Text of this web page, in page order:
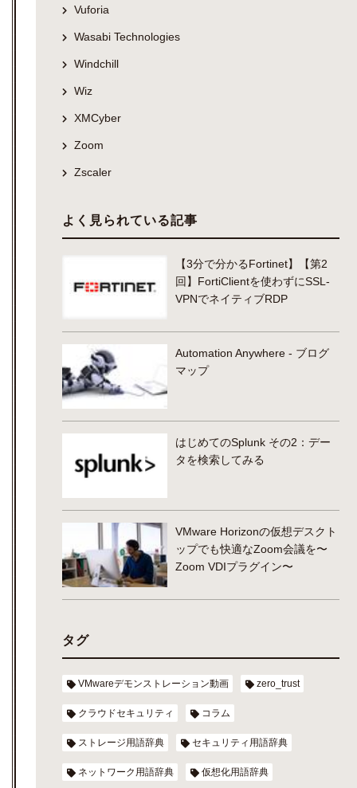
Vuforia
Wasabi Technologies
Windchill
Wiz
XMCyber
Zoom
Zscaler
よく見られている記事
【3分で分かるFortinet】【第2
回】FortiClientを使わずにSSL-
VPNでネイティブRDP
Automation Anywhere - ブログ
マップ
はじめてのSplunk その2：デー
タを検索してみる
VMware Horizonの仮想デスクト
ップでも快適なZoom会議を〜
Zoom VDIプラグイン〜
タグ
VMwareデモンストレーション動画 zero_trust
クラウドセキュリティ コラム
ストレージ用語辞典 セキュリティ用語辞典
ネットワーク用語辞典 仮想化用語辞典